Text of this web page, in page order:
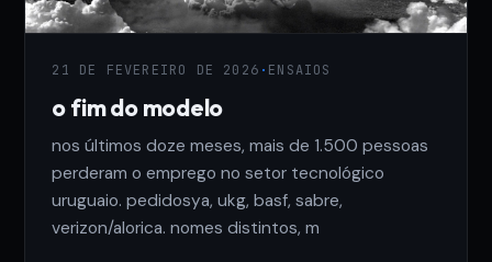
21 DE FEVEREIRO DE 2026 · ENSAIOS
o fim do modelo
nos últimos doze meses, mais de 1.500 pessoas
perderam o emprego no setor tecnológico
uruguaio. pedidosya, ukg, basf, sabre,
verizon/alorica. nomes distintos, m